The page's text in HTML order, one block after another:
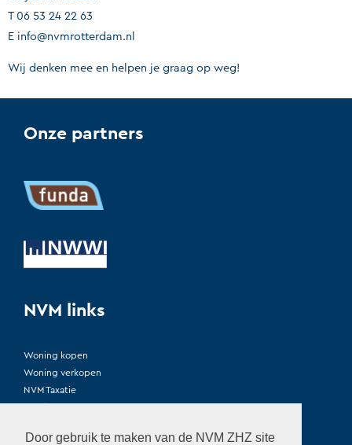
Door gebruik te maken van de NVM ZHZ site
T 06 53 24 22 63
E info@nvmrotterdam.nl
Wij denken mee en helpen je graag op weg!
Onze partners
NVM links
Woning kopen
Woning verkopen
NVM Taxatie
Privacy verklaring